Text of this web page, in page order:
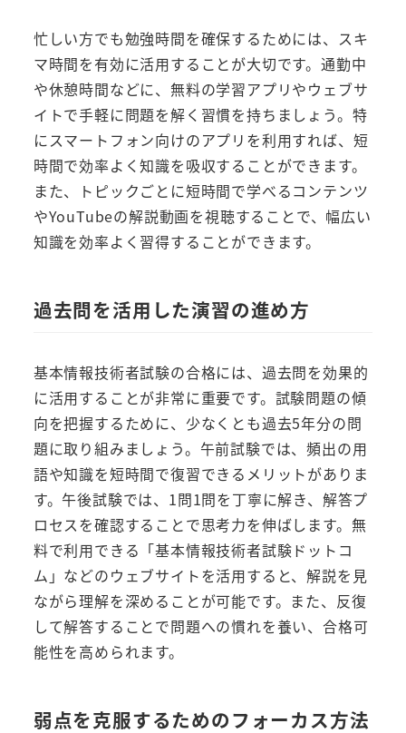
忙しい方でも勉強時間を確保するためには、スキ
マ時間を有効に活用することが大切です。通勤中
や休憩時間などに、無料の学習アプリやウェブサ
イトで手軽に問題を解く習慣を持ちましょう。特
にスマートフォン向けのアプリを利用すれば、短
時間で効率よく知識を吸収することができます。
また、トピックごとに短時間で学べるコンテンツ
やYouTubeの解説動画を視聴することで、幅広い
知識を効率よく習得することができます。
過去問を活用した演習の進め方
基本情報技術者試験の合格には、過去問を効果的
に活用することが非常に重要です。試験問題の傾
向を把握するために、少なくとも過去5年分の問
題に取り組みましょう。午前試験では、頻出の用
語や知識を短時間で復習できるメリットがありま
す。午後試験では、1問1問を丁寧に解き、解答プ
ロセスを確認することで思考力を伸ばします。無
料で利用できる「基本情報技術者試験ドットコ
ム」などのウェブサイトを活用すると、解説を見
ながら理解を深めることが可能です。また、反復
して解答することで問題への慣れを養い、合格可
能性を高められます。
弱点を克服するためのフォーカス方法